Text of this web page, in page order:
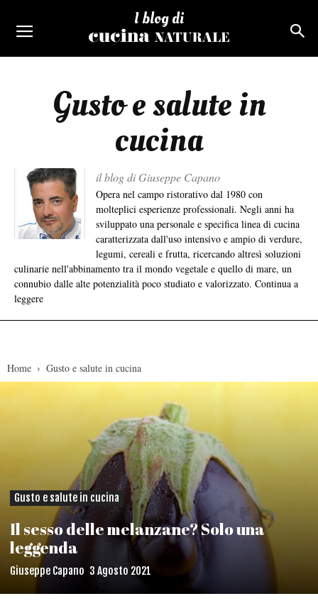
I blog di
Gusto e salute in
cucina
il blog di Giuseppe Capano
Opera nel campo ristorativo dal 1980 con
molteplici esperienze professionali. Negli anni ha
sviluppato una personale e specifica linea di cucina
caratterizzata dall'uso intensivo e ampio di verdure,
legumi, cereali e frutta, ricercando altresì soluzioni
culinarie nell'abbinamento tra il mondo vegetale e quello di mare, un
connubio dalle alte potenzialità poco studiato e valorizzato. Continua a
leggere
Home Gusto e salute in cucina
Gusto e salute in cucina
Il sesso delle melanzane? Solo una
leggenda
Giuseppe Capano 3 Agosto 2021